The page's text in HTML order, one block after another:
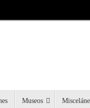
Museos